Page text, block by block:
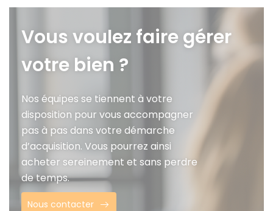
Vous voulez faire gérer
votre bien ?
Nos équipes se tiennent à votre
disposition pour vous accompagner
pas à pas dans votre démarche
d’acquisition. Vous pourrez ainsi
acheter sereinement et sans perdre
de temps.
Nous contacter